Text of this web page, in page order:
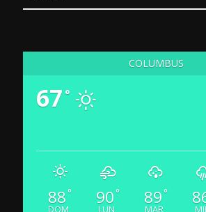
COLUMBUS
67 °
88 ° 90 ° 89 °